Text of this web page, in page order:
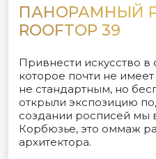
ПАНОРАМНЫЙ
ROOFTOP 39
Привнести искусство в
которое почти не
не стандартным, но
открыли экспозицию
создании росписей мы
Корбюзье, это оммаж
архитектора.